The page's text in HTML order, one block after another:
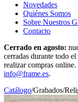
Novedades
Quiénes Somos
Sobre Nuestros
Contacto
Cerrado en agosto:
cerradas durante todo
realizar compras online.
info@frame.es.
Catálogo/Grabados/